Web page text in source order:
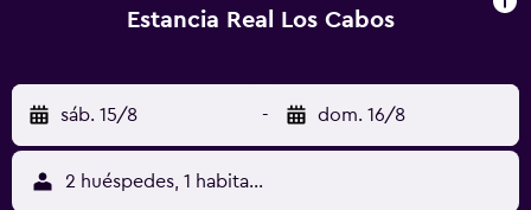
recepción proporciona servicios de información turística
Estancia Real Los Cabos
sáb. 15/8 - dom. 16/8
2 huéspedes, 1 habitación